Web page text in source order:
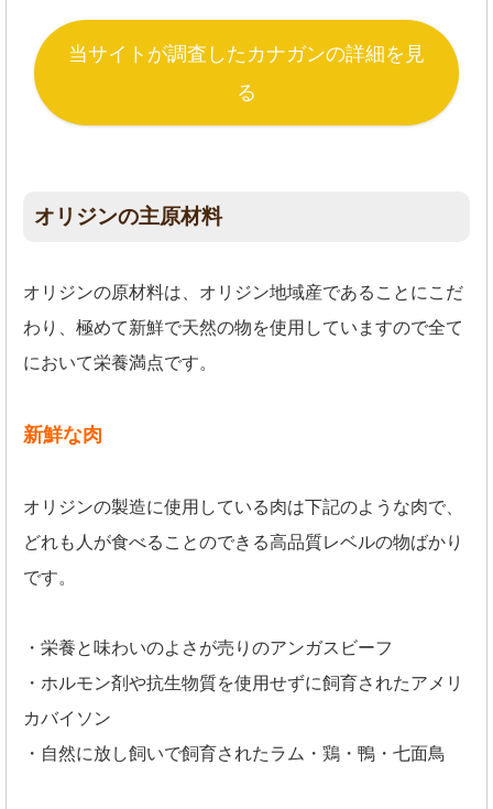
当サイトが調査したカナガンの詳細を見
る
オリジンの主原材料
オリジンの原材料は、オリジン地域産であることにこだ
わり、極めて新鮮で天然の物を使用していますので全て
において栄養満点です。
新鮮な肉
オリジンの製造に使用している肉は下記のような肉で、
どれも人が食べることのできる高品質レベルの物ばかり
です。
・栄養と味わいのよさが売りのアンガスビーフ
・ホルモン剤や抗生物質を使用せずに飼育されたアメリ
カバイソン
・自然に放し飼いで飼育されたラム・鶏・鴨・七面鳥